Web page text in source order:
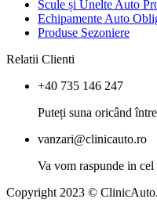
Scule și Unelte Auto
Echipamente Auto
Produse Sezoniere
Relatii Clienti
+40 735 146 247
Puteți suna oricând
vanzari@clinicauto.ro
Va vom raspunde in
Copyright 2023 ©